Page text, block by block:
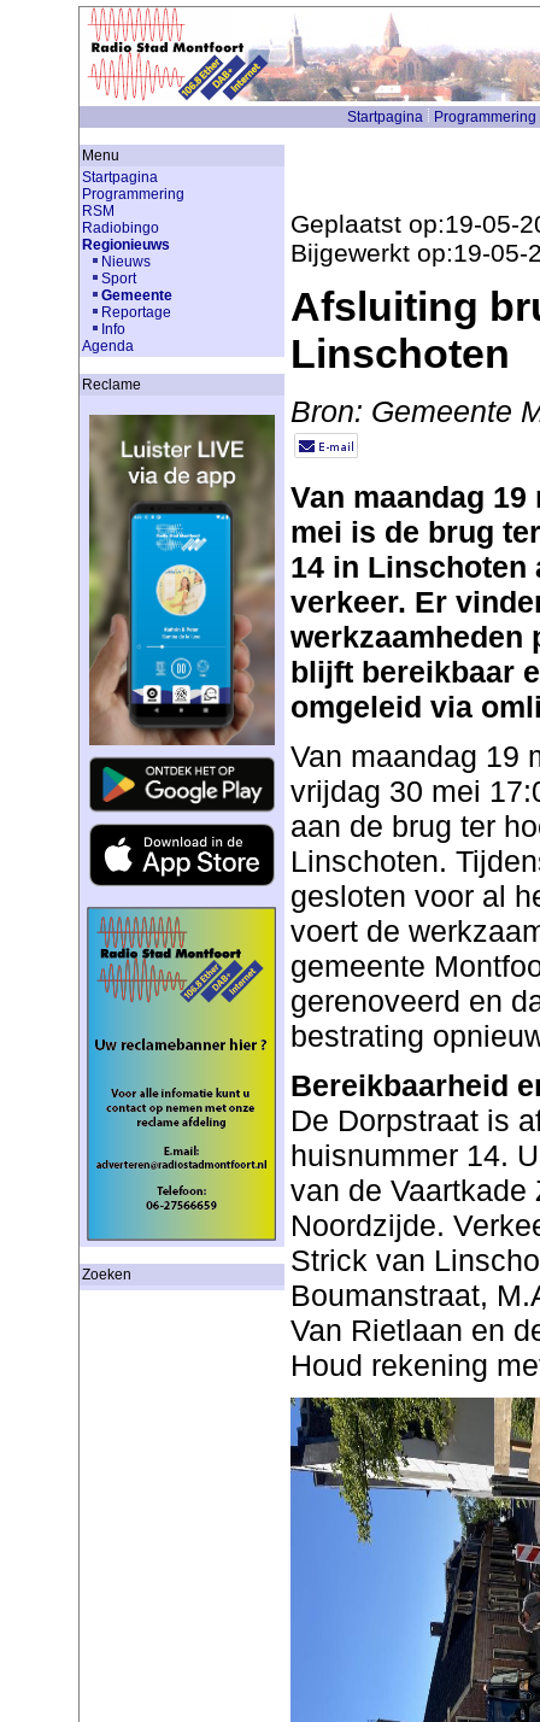
Startpagina Programmering
Menu
Startpagina
Programmering
RSM
Radiobingo
Regionieuws
Nieuws
Sport
Gemeente
Reportage
Info
Agenda
Reclame
Zoeken
Geplaatst op:19-05-
Bijgewerkt op:19-05-
Afsluiting
Linschoten
Bron: Gemeente
Van maandag
mei is de brug
14 in Linschoten
verkeer. Er
werkzaamheden
blijft bereikbaar
omgeleid via
Van maandag 19
vrijdag 30 mei
aan de brug ter
Linschoten.
gesloten voor al
voert de
gemeente
gerenoveerd en
bestrating
Bereikbaarheid
De Dorpstraat is
huisnummer 14.
van de Vaartkade
Noordzijde.
Strick van
Boumanstraat,
Van Rietlaan en
Houd rekening